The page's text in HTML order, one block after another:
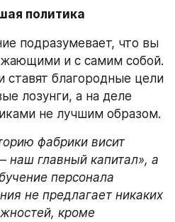
политика
подразумевает, что вы
и с самим собой.
ставят благородные цели
лозунги, а на деле
не лучшим образом.
фабрики висит
наш главный капитал», а
персонала
не предлагает никаких
кроме